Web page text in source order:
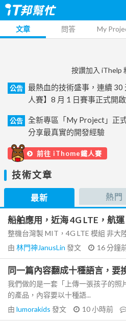
文章 問答 My
按讚加入 iThelp
公告
最熱血的技術盛事，連續
人賽】8 月 1 日賽事正式開啟
公告
全新專區「My Project」正
分享最真實的開發經驗
前往 iThome鐵人賽
技術文章
最新 熱門
船舶應用，近海 4G LTE，航
整機台灣製 MIT，4G LTE 模組 非大
由 林門神JanusLin 發文 16 分鐘
同一篇內容翻成十種語言，要
我們做的是一套「上傳一張孩子的照
的產品，內容要以十種語...
由 lumorakids 發文 10 小時前